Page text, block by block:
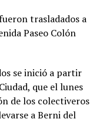
trasladados a
Paseo Colón
se inició a partir
que el lunes
de los colectiveros
a Berni del